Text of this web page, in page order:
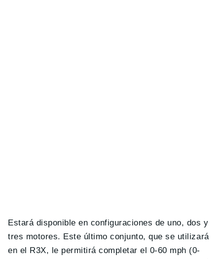
Estará disponible en configuraciones de uno, dos y
tres motores. Este último conjunto, que se utilizará
en el R3X, le permitirá completar el 0-60 mph (0-